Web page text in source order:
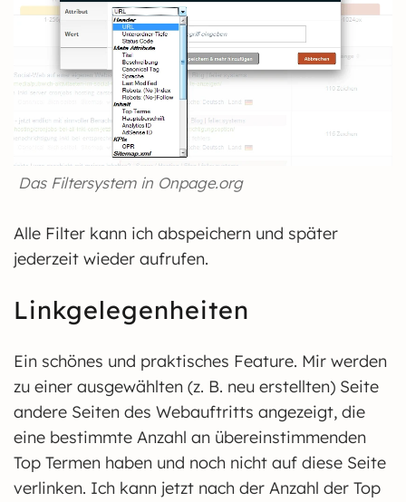
Das Filtersystem in Onpage.org
Alle Filter kann ich abspeichern und später
jederzeit wieder aufrufen.
Linkgelegenheiten
Ein schönes und praktisches Feature. Mir werden
zu einer ausgewählten (z. B. neu erstellten) Seite
andere Seiten des Webauftritts angezeigt, die
eine bestimmte Anzahl an übereinstimmenden
Top Termen haben und noch nicht auf diese Seite
verlinken. Ich kann jetzt nach der Anzahl der Top